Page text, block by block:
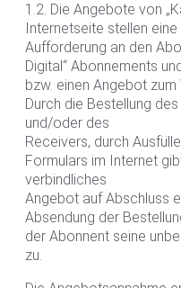
1.2. Die Angebote von
Internetseite stellen
Aufforderung an den
Digital“ Abonnements
bzw. einen Angebot
Durch die Bestellung
und/oder des
Receivers, durch
Formulars im Internet
verbindliches
Angebot auf Abschluss
Absendung der
der Abonnent seine
zu.